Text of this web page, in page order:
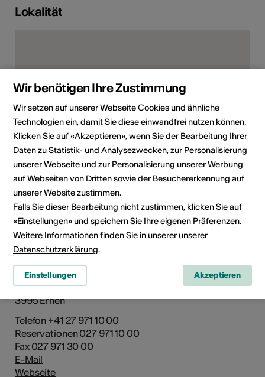
Lokalität
Kirchweg 6, 3995 Ernen
Route planen
ÖV Fahrplan
Adresse
Kirche St. Georg
Kirchweg 6
Postfach 3
3995 Ernen
Telefon +41 27 971 10 00
Reservationen 027 971 10 00
Fax 027 971 30 00
E-Mail
Webseite
Wir benötigen Ihre Zustimmung
Wir setzen auf unserer Webseite Cookies und ähnliche
Technologien ein, damit Sie diese einwandfrei nutzen können.
Klicken Sie auf «Akzeptieren», wenn Sie der Bearbeitung Ihrer
Daten zu Statistik- und Analysezwecken, zur Personalisierung
unserer Webseite und zur Personalisierung unserer Werbung
auf Webseiten von Dritten sowie der Besuchererkennung auf
unserer Website zustimmen.
Falls Sie dieser Bearbeitung nicht zustimmen, klicken Sie auf
«Einstellungen» und speichern Sie Ihre eigenen Präferenzen.
Weitere Informationen finden Sie in unserer unserer
Datenschutzerklärung.
Einstellungen Akzeptieren